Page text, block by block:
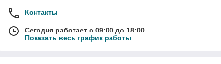
Контакты
Сегодня работает с 09:00 до 18:00
Показать весь график работы